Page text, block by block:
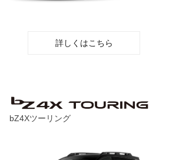
詳しくはこちら
bZ4Xツーリング